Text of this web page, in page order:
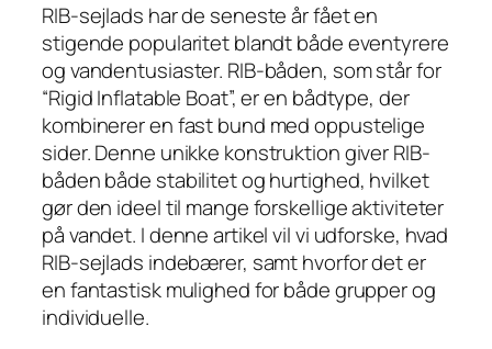
RIB-sejlads har de seneste år fået en
stigende popularitet blandt både eventyrere
og vandentusiaster. RIB-båden, som står for
“Rigid Inflatable Boat”, er en bådtype, der
kombinerer en fast bund med oppustelige
sider. Denne unikke konstruktion giver RIB-
båden både stabilitet og hurtighed, hvilket
gør den ideel til mange forskellige aktiviteter
på vandet. I denne artikel vil vi udforske, hvad
RIB-sejlads indebærer, samt hvorfor det er
en fantastisk mulighed for både grupper og
individuelle.